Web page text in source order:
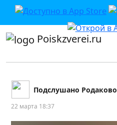
Poiskzverei.ru
Подслушано Родаково
22 марта 18:37